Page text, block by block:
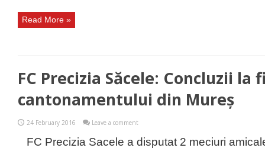
Read More »
FC Precizia Săcele: Concluzii la
cantonamentului din Mureș
24 February 2016 Leave a comment
FC Precizia Sacele a disputat 2 meciuri